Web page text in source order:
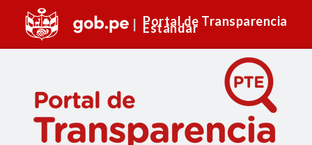
Portal de Transparencia
Estándar